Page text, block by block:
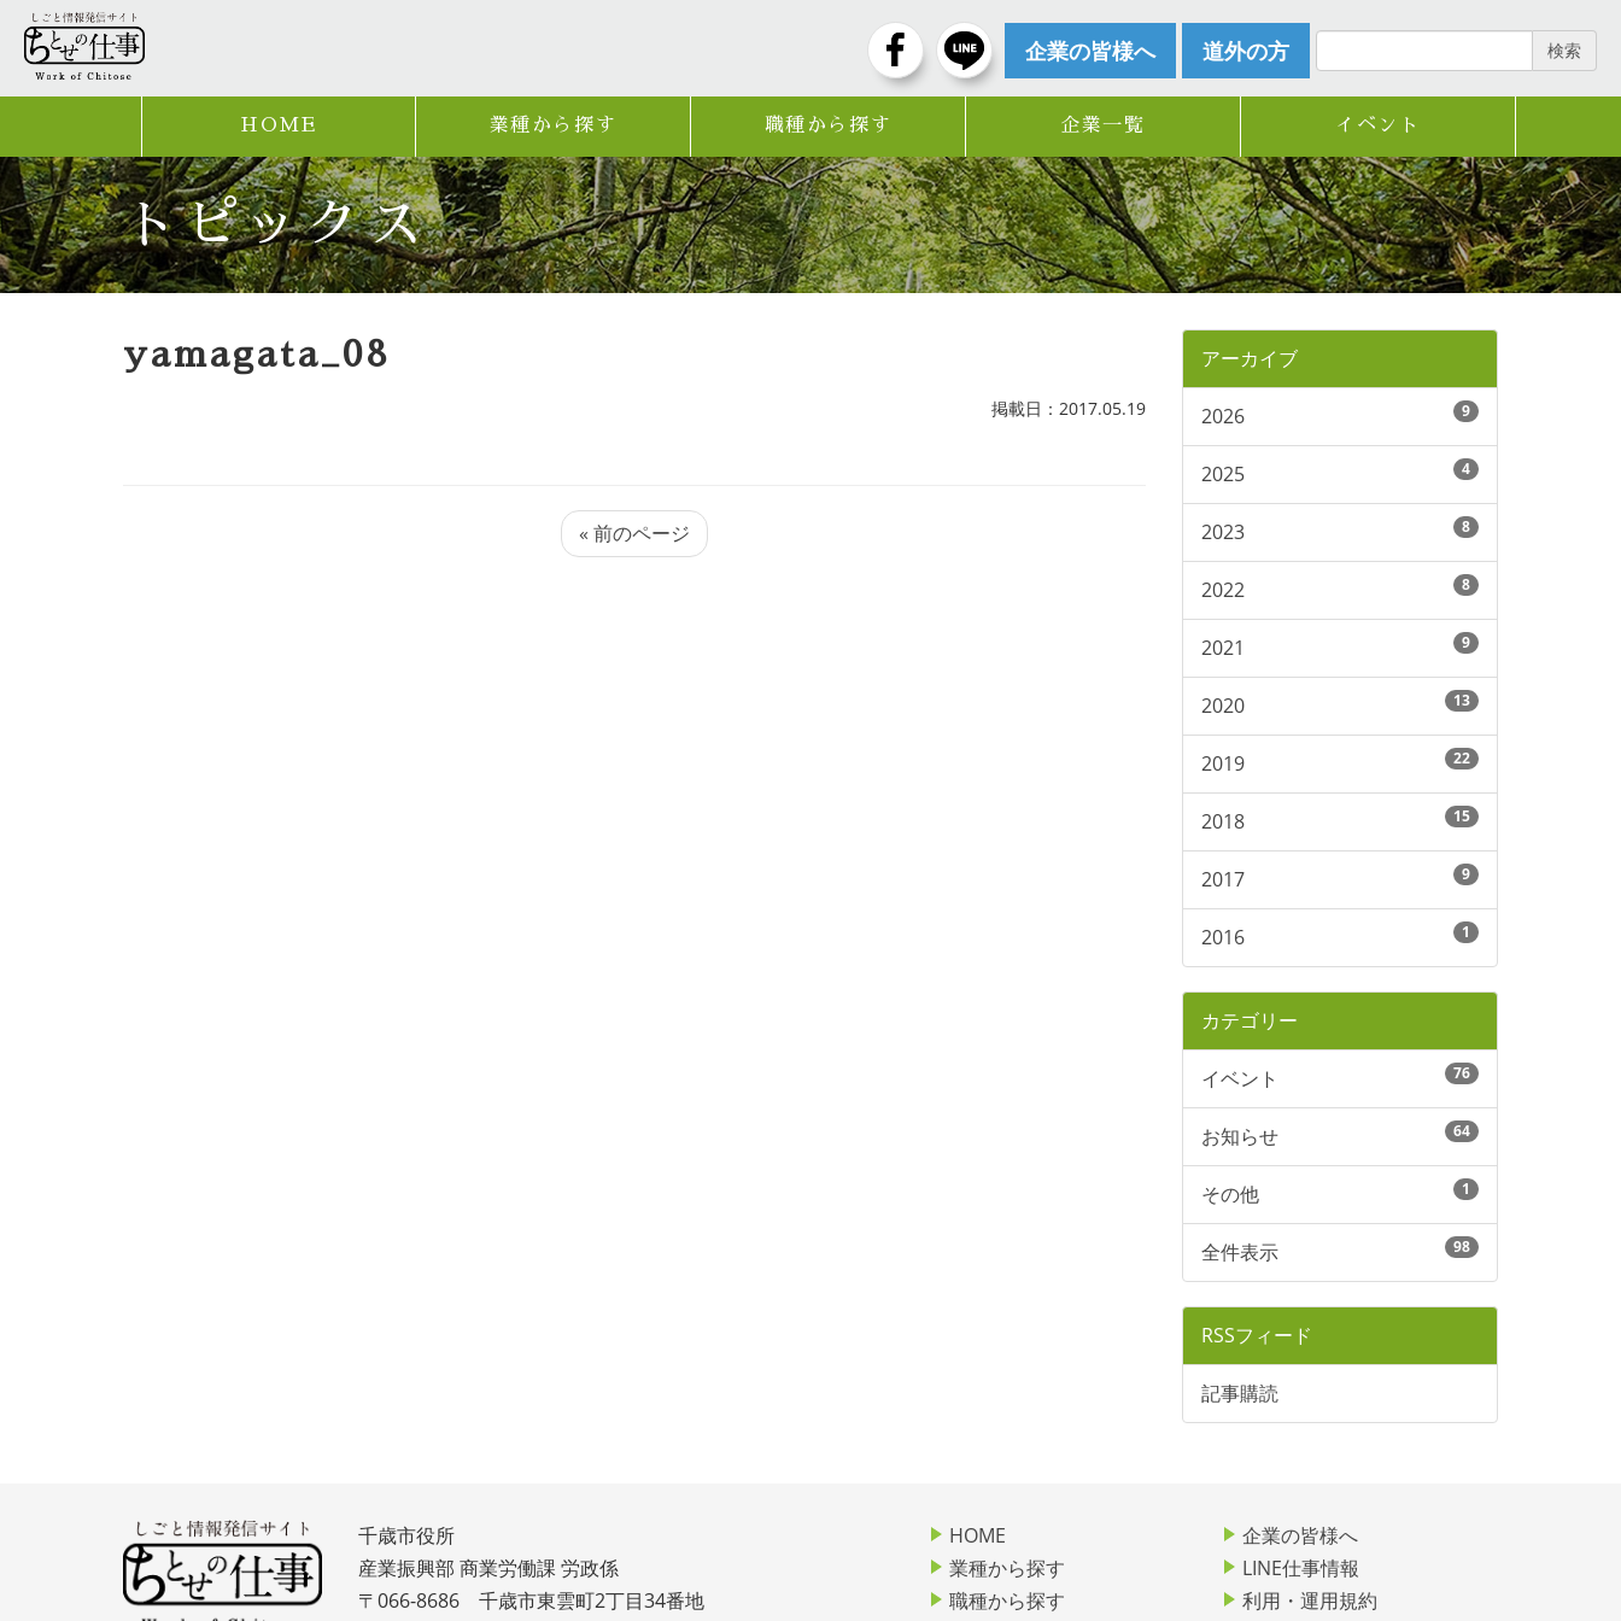
企業の皆様へ 道外の方 検索
HOME 業種から探す 職種から探す 企業一覧 イベント
トピックス
yamagata_08
掲載日：2017.05.19
« 前のページ
アーカイブ
2026 9
2025 4
2023 8
2022 8
2021 9
2020 13
2019 22
2018 15
2017 9
2016 1
カテゴリー
イベント 76
お知らせ 64
その他 1
全件表示 98
RSSフィード
記事購読
千歳市役所
産業振興部 商業労働課 労政係
〒066-8686 千歳市東雲町2丁目34番地
HOME
業種から探す
職種から探す
企業の皆様へ
LINE仕事情報
利用・運用規約